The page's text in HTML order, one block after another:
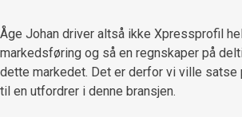
Åge Johan driver altså ikke Xpressprofil
markedsføring og så en regnskaper på
dette markedet. Det er derfor vi ville satse
til en utfordrer i denne bransjen.